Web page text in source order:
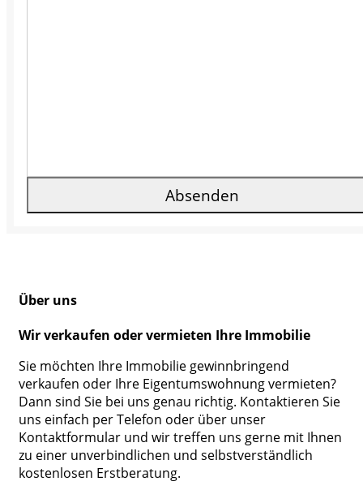
Absenden
Über uns
Wir verkaufen oder vermieten Ihre Immobilie
Sie möchten Ihre Immobilie gewinnbringend
verkaufen oder Ihre Eigentumswohnung vermieten?
Dann sind Sie bei uns genau richtig. Kontaktieren Sie
uns einfach per Telefon oder über unser
Kontaktformular und wir treffen uns gerne mit Ihnen
zu einer unverbindlichen und selbstverständlich
kostenlosen Erstberatung.